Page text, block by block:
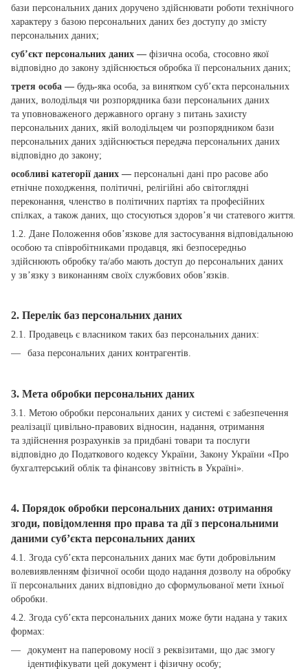
бази персональних даних доручено здійснювати роботи технічного
характеру з базою персональних даних без доступу до змісту
персональних даних;
суб’єкт персональних даних — фізична особа, стосовно якої
відповідно до закону здійснюється обробка її персональних даних;
третя особа — будь-яка особа, за винятком суб’єкта персональних
даних, володільця чи розпорядника бази персональних даних
та уповноваженого державного органу з питань захисту
персональних даних, якій володільцем чи розпорядником бази
персональних даних здійснюється передача персональних даних
відповідно до закону;
особливі категорії даних — персональні дані про расове або
етнічне походження, політичні, релігійні або світоглядні
переконання, членство в політичних партіях та професійних
спілках, а також даних, що стосуються здоров’я чи статевого життя.
1.2. Дане Положення обов’язкове для застосування відповідальною
особою та співробітниками продавця, які безпосередньо
здійснюють обробку та/або мають доступ до персональних даних
у зв’язку з виконанням своїх службових обов’язків.
2. Перелік баз персональних даних
2.1. Продавець є власником таких баз персональних даних:
база персональних даних контрагентів.
3. Мета обробки персональних даних
3.1. Метою обробки персональних даних у системі є забезпечення
реалізації цивільно-правових відносин, надання, отримання
та здійснення розрахунків за придбані товари та послуги
відповідно до Податкового кодексу України, Закону України «Про
бухгалтерський облік та фінансову звітність в Україні».
4. Порядок обробки персональних даних: отримання
згоди, повідомлення про права та дії з персональними
даними суб’єкта персональних даних
4.1. Згода суб’єкта персональних даних має бути добровільним
волевиявленням фізичної особи щодо надання дозволу на обробку
її персональних даних відповідно до сформульованої мети їхньої
обробки.
4.2. Згода суб’єкта персональних даних може бути надана у таких
формах:
документ на паперовому носії з реквізитами, що дає змогу
ідентифікувати цей документ і фізичну особу;